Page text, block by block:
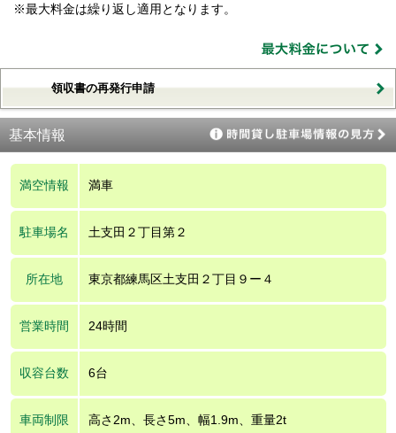
※最大料金は繰り返し適用となります。
領収書の再発行申請
基本情報
満空情報 満車
駐車場名 土支田２丁目第２
所在地 東京都練馬区土支田２丁目９ー４
営業時間 24時間
収容台数 6台
車両制限 高さ2m、長さ5m、幅1.9m、重量2t